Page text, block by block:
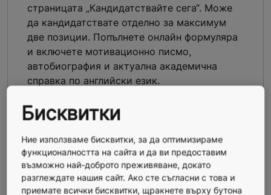
страницата „Кандидатствайте сега“. Може
да кандидатствате отделно за максимум
две позиции. Попълнете онлайн формуляра
и включете мотивационно писмо,
автобиография и актуална академична
справка по английски език.
See the open jobs
ИНТЕРВЮ
Срокът на кандидатстване завършва в
Бисквитки
Ние използваме бисквитки, за да оптимизираме
функционалността на сайта и да ви предоставим
възможно най-доброто преживяване, докато
разглеждате нашия сайт. Ако сте съгласни с това и
приемате всички бисквитки, щракнете върху бутона